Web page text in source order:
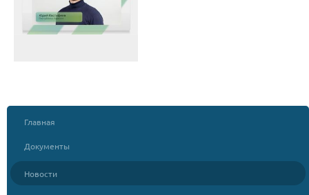
Главная
Документы
Новости